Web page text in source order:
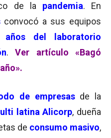
de la pandemia. En
convocó a sus equipos
del laboratorio
.Ver artículo «Bagó
de empresasde la
latina Alicorp, dueña
de consumo masivo,